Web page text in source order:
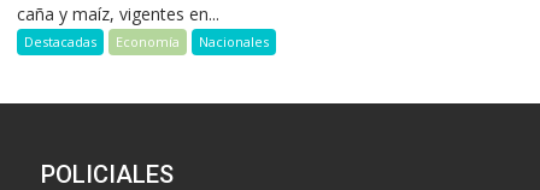
caña y maíz, vigentes en...
Destacadas Economía Nacionales
POLICIALES